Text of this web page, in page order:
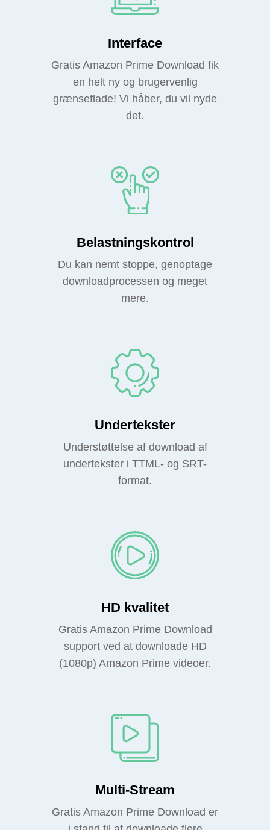
Interface
Gratis Amazon Prime Download fik
en helt ny og brugervenlig
grænseflade! Vi håber, du vil nyde
det.
Belastningskontrol
Du kan nemt stoppe, genoptage
downloadprocessen og meget
mere.
Undertekster
Understøttelse af download af
undertekster i TTML- og SRT-
format.
HD kvalitet
Gratis Amazon Prime Download
support ved at downloade HD
(1080p) Amazon Prime videoer.
Multi-Stream
Gratis Amazon Prime Download er